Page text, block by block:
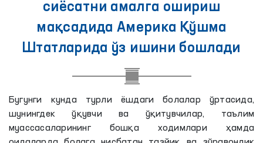
сиёсатни амалга ошириш
мақсадида Америка Қўшма
Штатларида ўз ишини бошлади
Бугунги кунда турли ёшдаги болалар ўртасида,
шунингдек ўқувчи ва ўқитувчилар, таълим
муассасаларининг бошқа ходимлари ҳамда